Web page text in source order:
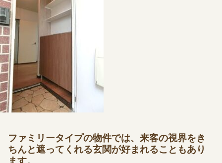
ファミリータイプの物件では、来客の視界をき
ちんと遮ってくれる玄関が好まれることもあり